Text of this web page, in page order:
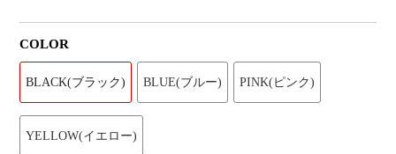
COLOR
BLACK(ブラック) BLUE(ブルー) PINK(ピンク)
YELLOW(イエロー)